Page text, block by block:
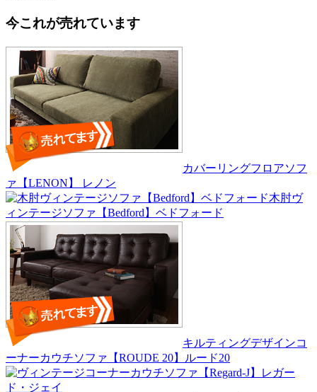
今これが売れています
カバーリングフロアソフ
ァ【LENON】 レノン
木肘ヴ
ィンテージソファ【Bedford】ベドフォード
キルティングデザインコ
ーナーカウチソファ【ROUDE 20】ルード20